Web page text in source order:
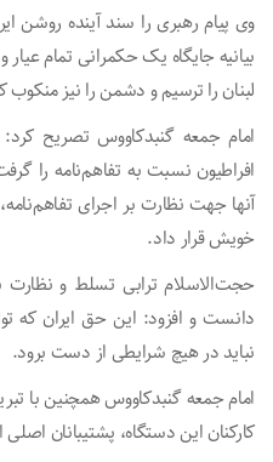
وی پیام رهبری را سند آینده روشن
بیانیه جایگاه یک حکمرانی تمام
لبنان را ترسیم و دشمن را نیز منکوب
امام جمعه گنبدکاووس تصریح کرد:
افراطیون نسبت به تفاهم‌نامه را
آنها جهت نظارت بر اجرای
خویش قرار داد.
حجت‌الاسلام ترابی تسلط و نظارت
دانست و افزود: این حق ایران که
نباید در هیچ شرایطی از دست برود.
امام جمعه گنبدکاووس همچنین با
کارکنان این دستگاه، پشتیبانان